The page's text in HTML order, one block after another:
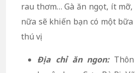
rau thơm… Gà ăn ngọt, ít
nữa sẽ khiến bạn có một
thú vị.
Địa chỉ ăn ngon:Thôn